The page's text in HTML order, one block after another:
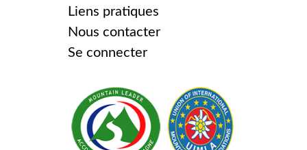
Liens pratiques
Nous contacter
Se connecter